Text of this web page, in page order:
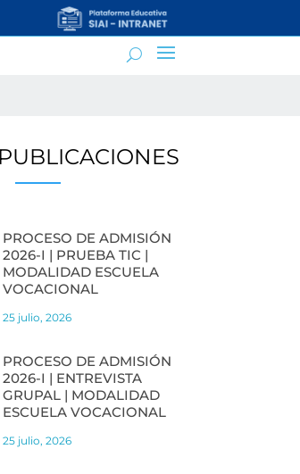
PROCESO DE ADMISIÓN
2026-I | PRUEBA TIC |
MODALIDAD ESCUELA
VOCACIONAL
25 julio, 2026
PROCESO DE ADMISIÓN
2026-I | ENTREVISTA
GRUPAL | MODALIDAD
ESCUELA VOCACIONAL
25 julio, 2026